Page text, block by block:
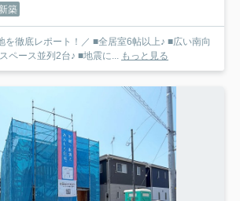
新築
を徹底レポート！／ ■全居室6帖以上♪ ■広い南向
ペース並列2台♪ ■地震に... もっと見る